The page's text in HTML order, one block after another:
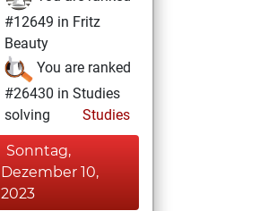
#12649 in Fritz
Beauty
You are ranked
#26430 in Studies
solving
Studies
Sonntag,
Dezember 10,
2023